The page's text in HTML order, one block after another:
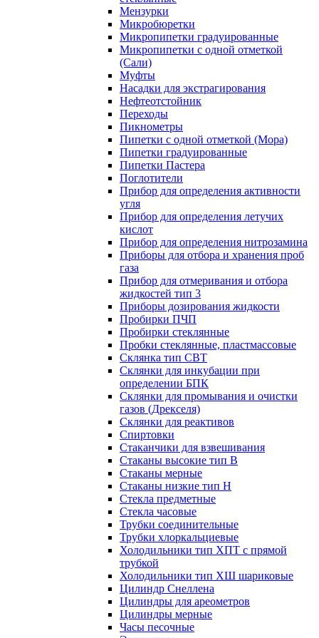
Мензурки
Микробюретки
Микропипетки градуированные
Микропипетки с одной отметкой
(Сали)
Муфты
Насадки для экстрагирования
Нефтеотстойник
Переходы
Пикнометры
Пипетки с одной отметкой (Мора)
Пипетки градуированные
Пипетки Пастера
Поглотители
Прибор для определения активности
угля
Прибор для определения летучих
кислот
Прибор для определения нитрозамина
Приборы для отбора и хранения проб
газа
Прибор для отмеривания и отбора
жидкостей тип 3
Приборы дозирования жидкости
Пробирки ПЧП
Пробирки стеклянные
Пробки стеклянные, пластмассовые
Склянка тип СВТ
Склянки для инкубации при
определении БПК
Склянки для промывания и очистки
газов (Дрекселя)
Склянки для реактивов
Спиртовки
Стаканчики для взвешивания
Стаканы высокие тип В
Стаканы мерные
Стаканы низкие тип Н
Стекла предметные
Стекла часовые
Трубки соединительные
Трубки хлоркальциевые
Холодильники тип ХПТ с прямой
трубкой
Холодильники тип ХШ шариковые
Цилиндр Снеллена
Цилиндры для ареометров
Цилиндры мерные
Часы песочные